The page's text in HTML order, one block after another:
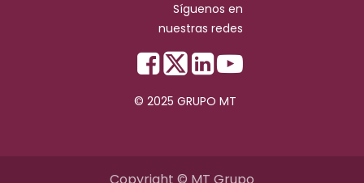
Síguenos en
nuestras redes
© 2025 GRUPO MT
Copyright © MT Grupo